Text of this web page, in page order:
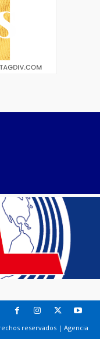
reservados | Agencia